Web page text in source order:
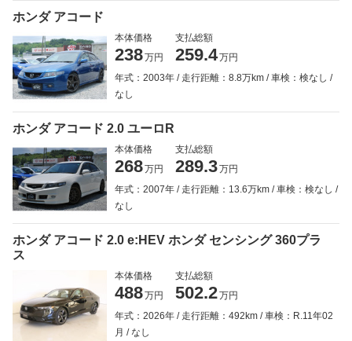
ホンダ アコード
本体価格
238万円
支払総額
259.4万円
年式：2003年
走行距離：8.8万km
車検：検なし
なし
ホンダ アコード 2.0 ユーロR
本体価格
268万円
支払総額
289.3万円
年式：2007年
走行距離：13.6万km
車検：検なし
なし
ホンダ アコード 2.0 e:HEV ホンダ センシング 360プラ
ス
本体価格
488万円
支払総額
502.2万円
年式：2026年
走行距離：492km
車検：R.11年02
月
なし